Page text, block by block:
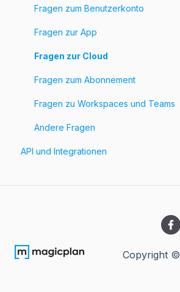
Preisgestaltung
Fragen zum Benutzerkonto
Fragen zur App
Fragen zur Cloud
Fragen zum Abonnement
Fragen zu Workspaces und Teams
Andere Fragen
API und Integrationen
Copyright ©